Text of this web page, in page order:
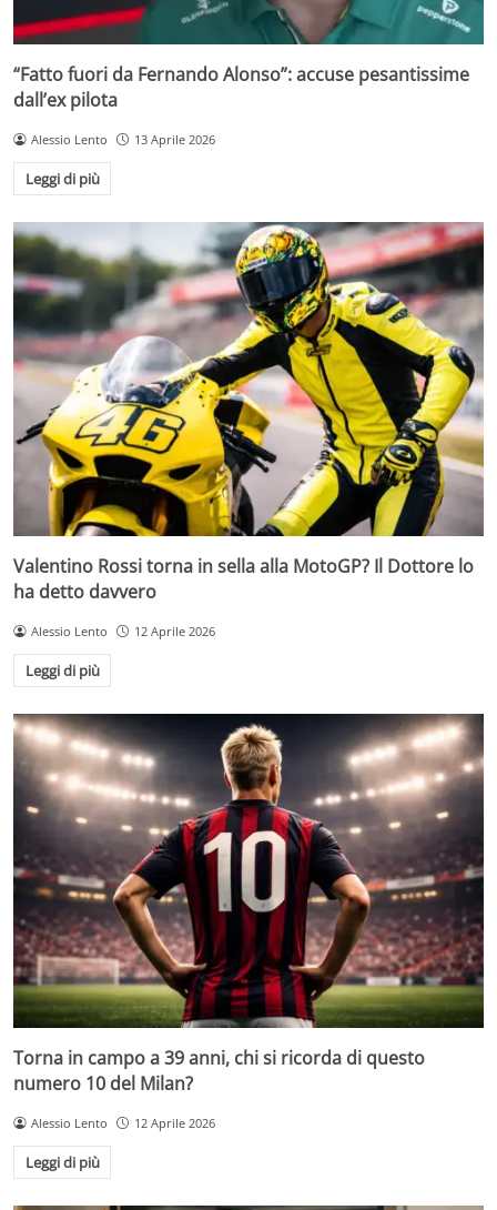
“Fatto fuori da Fernando Alonso”: accuse pesantissime
dall’ex pilota
Alessio Lento 13 Aprile 2026
Leggi di più
Valentino Rossi torna in sella alla MotoGP? Il Dottore lo
ha detto davvero
Alessio Lento 12 Aprile 2026
Leggi di più
Torna in campo a 39 anni, chi si ricorda di questo
numero 10 del Milan?
Alessio Lento 12 Aprile 2026
Leggi di più